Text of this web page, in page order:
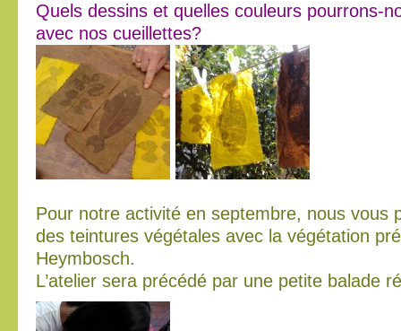
Quels dessins et quelles couleurs pourrons-
avec nos cueillettes?
Pour notre activité en septembre, nous vous
des teintures végétales avec la végétation
Heymbosch.
L’atelier sera précédé par une petite balade